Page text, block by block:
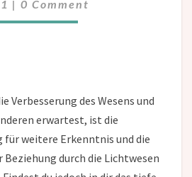
| 0 Comment
Verbesserung des Wesens und
erwartest, ist die
für weitere Erkenntnis und die
durch die Lichtwesen